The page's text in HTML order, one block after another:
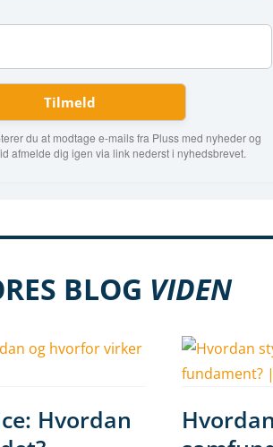
du at modtage e-mails fra Pluss med nyheder og
afmelde dig igen via link nederst i nyhedsbrevet.
BLOG VIDEN
Hvordan